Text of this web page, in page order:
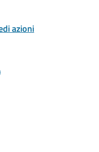
azioni